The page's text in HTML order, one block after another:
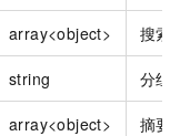
array<object> 搜索
string 分组
array<object> 摘要